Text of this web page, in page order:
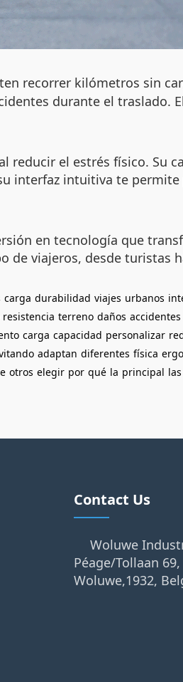
recorrer kilómetros sin
durante el traslado.
el estrés físico. Su
interfaz intuitiva te permite
en tecnología que
de viajeros, desde turistas
carga durabilidad viajes urbanos
resistencia terreno daños accidentes
carga capacidad personalizar
adaptan diferentes física
otros elegir por qué la principal las
Contact Us
Woluwe
Péage/Tollaan
Woluwe,1932,